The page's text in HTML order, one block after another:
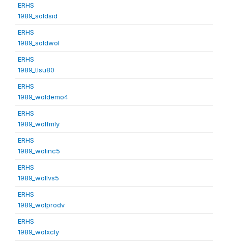
ERHS
1989_soldsid
ERHS
1989_soldwol
ERHS
1989_tlsu80
ERHS
1989_woldemo4
ERHS
1989_wolfmly
ERHS
1989_wolinc5
ERHS
1989_wollvs5
ERHS
1989_wolprodv
ERHS
1989_wolxcly